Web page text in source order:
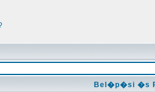
Bel�p�si �s